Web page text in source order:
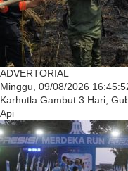
ADVERTORIAL
Minggu, 09/08/2026
Karhutla Gambut 3 Hari,
Api